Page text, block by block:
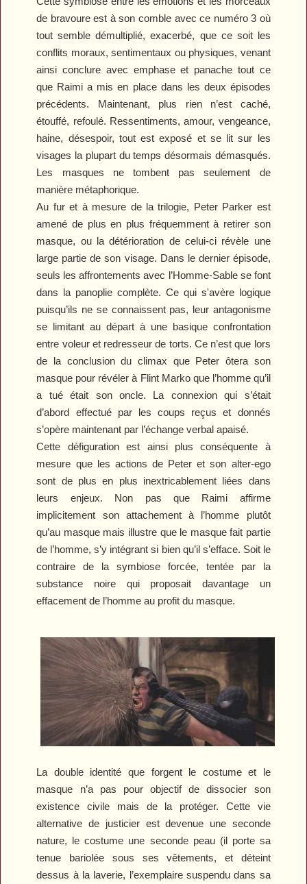
de bravoure est à son comble avec ce numéro 3 où
tout semble démultiplié, exacerbé, que ce soit les
conflits moraux, sentimentaux ou physiques, venant
ainsi conclure avec emphase et panache tout ce
que Raimi a mis en place dans les deux épisodes
précédents. Maintenant, plus rien n’est caché,
étouffé, refoulé. Ressentiments, amour, vengeance,
haine, désespoir, tout est exposé et se lit sur les
visages la plupart du temps désormais démasqués.
Les masques ne tombent pas seulement de
manière métaphorique.
Au fur et à mesure de la trilogie, Peter Parker est
amené de plus en plus fréquemment à retirer son
masque, ou la détérioration de celui-ci révèle une
large partie de son visage. Dans le dernier épisode,
seuls les affrontements avec l’Homme-Sable se font
dans la panoplie complète. Ce qui s'avère logique
puisqu’ils ne se connaissent pas, leur antagonisme
se limitant au départ à une basique confrontation
entre voleur et redresseur de torts. Ce n’est que lors
de la conclusion du climax que Peter ôtera son
masque pour révéler à Flint Marko que l’homme qu’il
a tué était son oncle. La connexion qui s’était
d’abord effectué par les coups reçus et donnés
s’opère maintenant par l’échange verbal apaisé.
Cette défiguration est ainsi plus conséquente à
mesure que les actions de Peter et son alter-ego
sont de plus en plus inextricablement liées dans
leurs enjeux. Non pas que Raimi affirme
implicitement son attachement à l’homme plutôt
qu’au masque mais illustre que le masque fait partie
de l’homme, s’y intégrant si bien qu’il s’efface. Soit le
contraire de la symbiose forcée, tentée par la
substance noire qui proposait davantage un
effacement de l’homme au profit du masque.
La double identité que forgent le costume et le
masque n’a pas pour objectif de dissocier son
existence civile mais de la protéger. Cette vie
alternative de justicier est devenue une seconde
nature, le costume une seconde peau (il porte sa
tenue bariolée sous ses vêtements, et déteint
dessus à la laverie, l’exemplaire suspendu dans sa